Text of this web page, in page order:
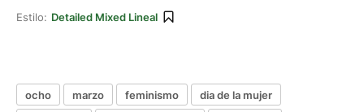
Estilo: Detailed Mixed Lineal
ocho marzo feminismo
dia de la mujer